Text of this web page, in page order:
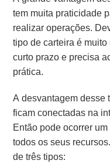
tem muita praticidade
realizar operações.
tipo de carteira é
curto prazo e precisa
prática.
A desvantagem desse
ficam conectadas na
Então pode ocorrer
todos os seus
de três tipos: